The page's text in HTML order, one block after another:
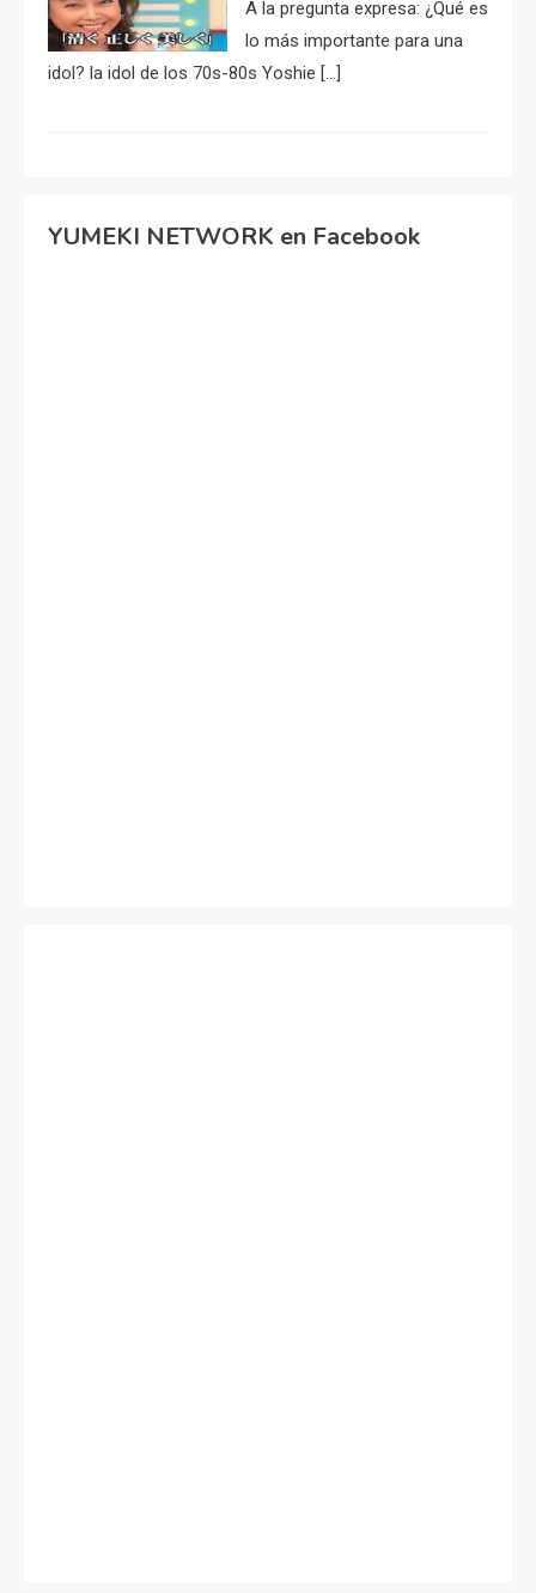
A la pregunta expresa: ¿Qué es
lo más importante para una
idol? la idol de los 70s-80s Yoshie […]
YUMEKI NETWORK en Facebook